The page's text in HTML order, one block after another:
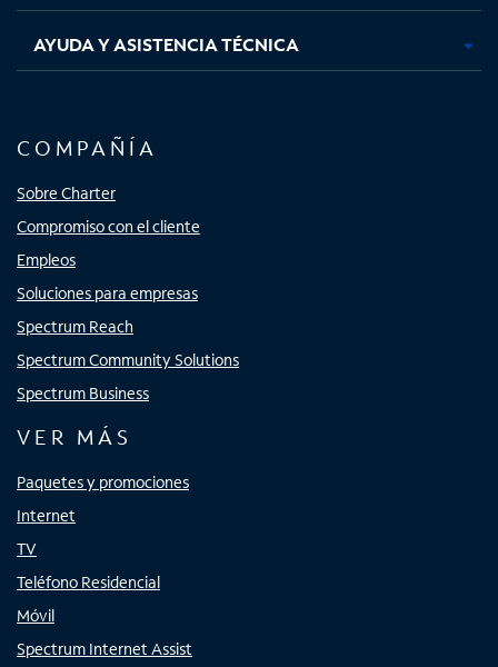
AYUDA Y ASISTENCIA TÉCNICA
COMPAÑÍA
Sobre Charter
Compromiso con el cliente
Empleos
Soluciones para empresas
Spectrum Reach
Spectrum Community Solutions
Spectrum Business
VER MÁS
Paquetes y promociones
Internet
TV
Teléfono Residencial
Móvil
Spectrum Internet Assist